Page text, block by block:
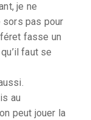
je ne
sors pas pour
fasse un
faut se
au
peut jouer la